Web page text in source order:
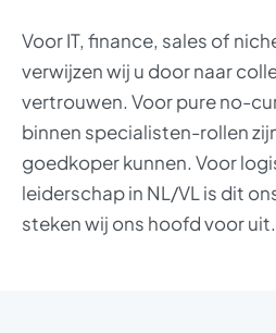
Voor IT, finance, sales of
verwijzen wij u door naar
vertrouwen. Voor pure no-
binnen specialisten-rollen
goedkoper kunnen. Voor
leiderschap in NL/VL is dit
steken wij ons hoofd voor uit.